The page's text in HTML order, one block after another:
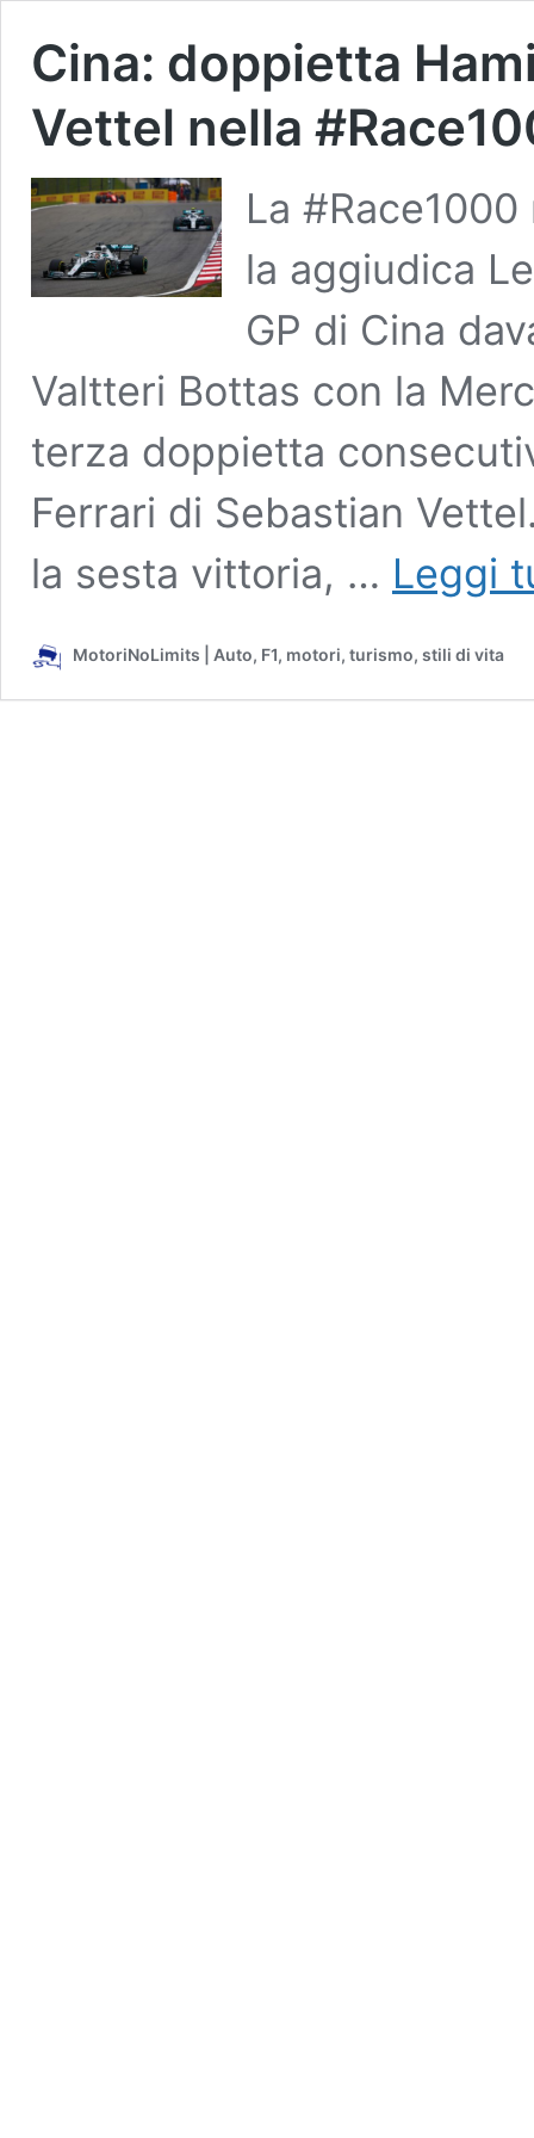
Cina: doppietta
Vettel nella
La
la aggiudica
GP di Cina
Valtteri Bottas con la
terza doppietta
Ferrari di Sebastian
la sesta vittoria, … Leggi
MotoriNoLimits | Auto, F1, motori, turismo, stili di vita